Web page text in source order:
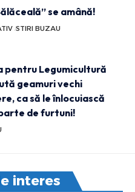
se amână!
STIRI BUZAU
pentru Legumicultură
geamuri vechi
ca să le înlocuiască
de furtuni!
interes